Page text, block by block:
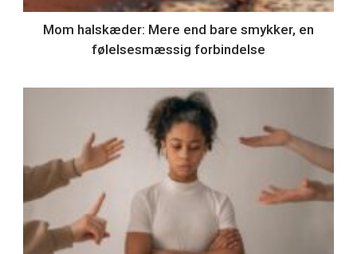
Mom halskæder: Mere end bare smykker, en
følelsesmæssig forbindelse